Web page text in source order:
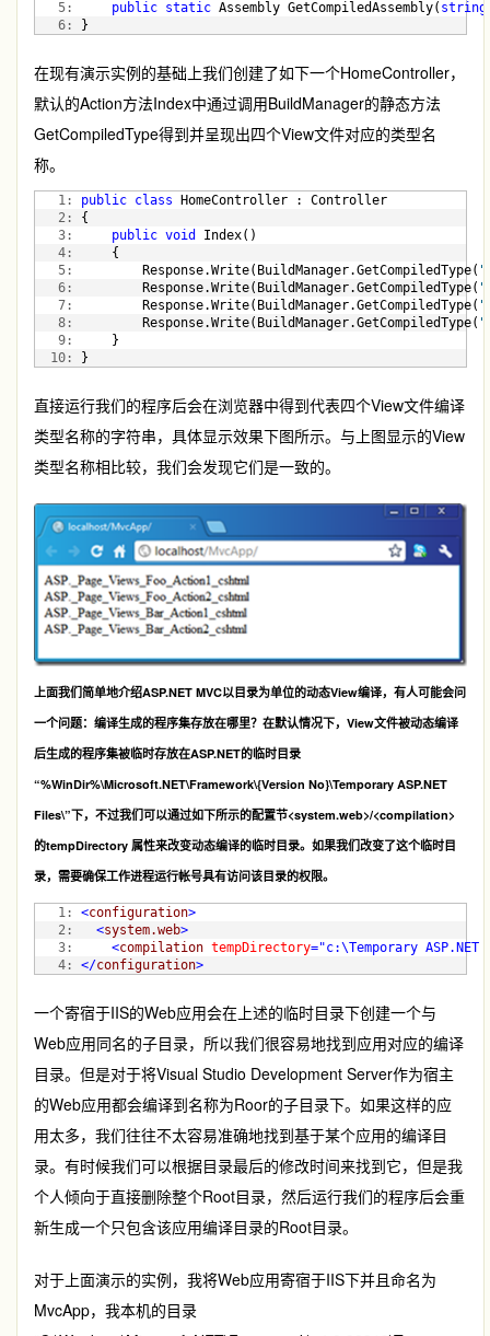
   5:
public static Assembly GetCompiledAssembly( string
   6:
}
在现有演示实例的基础上我们创建了如下一个HomeController，
默认的Action方法Index中通过调用BuildManager的静态方法
GetCompiledType得到并呈现出四个View文件对应的类型名
称。
   1:
public class HomeController : Controller
   2:
{
   3:
public void
Index()
   4:
     {
   5:
         Response.Write(BuildManager.GetCompiledType(
   6:
         Response.Write(BuildManager.GetCompiledType(
   7:
         Response.Write(BuildManager.GetCompiledType(
   8:
         Response.Write(BuildManager.GetCompiledType(
   9:
     }
  10:
}
直接运行我们的程序后会在浏览器中得到代表四个View文件编译
类型名称的字符串，具体显示效果下图所示。与上图显示的View
类型名称相比较，我们会发现它们是一致的。
上面我们简单地介绍ASP.NET MVC以目录为单位的动态View编译，有人可能会问
一个问题：编译生成的程序集存放在哪里？在默认情况下，View文件被动态编译
后生成的程序集被临时存放在ASP.NET的临时目录
“%WinDir%\Microsoft.NET\Framework\{Version No}\Temporary ASP.NET
Files\”下，不过我们可以通过如下所示的配置节<system.web>/<compilation>
的tempDirectory 属性来改变动态编译的临时目录。如果我们改变了这个临时目
录，需要确保工作进程运行帐号具有访问该目录的权限。
   1:
<configuration>
   2:
<system.web>
   3:
<compilation tempDirectory="c:\Temporary
   4:
</configuration>
一个寄宿于IIS的Web应用会在上述的临时目录下创建一个与
Web应用同名的子目录，所以我们很容易地找到应用对应的编译
目录。但是对于将Visual Studio Development Server作为宿主
的Web应用都会编译到名称为Roor的子目录下。如果这样的应
用太多，我们往往不太容易准确地找到基于某个应用的编译目
录。有时候我们可以根据目录最后的修改时间来找到它，但是我
个人倾向于直接删除整个Root目录，然后运行我们的程序后会重
新生成一个只包含该应用编译目录的Root目录。
对于上面演示的实例，我将Web应用寄宿于IIS下并且命名为
MvcApp，我本机的目录